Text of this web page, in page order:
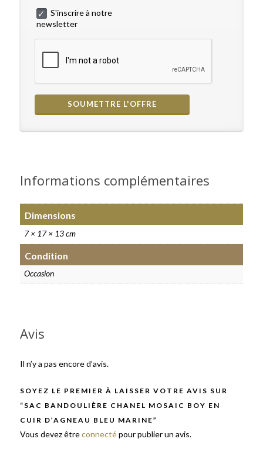
S'inscrire à notre
newsletter
Informations complémentaires
Dimensions
7 × 17 × 13 cm
Condition
Occasion
Avis
Il n’y a pas encore d’avis.
SOYEZ LE PREMIER À LAISSER VOTRE AVIS SUR
“SAC BANDOULIÈRE CHANEL MOSAIC BOY EN
CUIR D’AGNEAU BLEU MARINE”
Vous devez êtreconnectépour publier un avis.